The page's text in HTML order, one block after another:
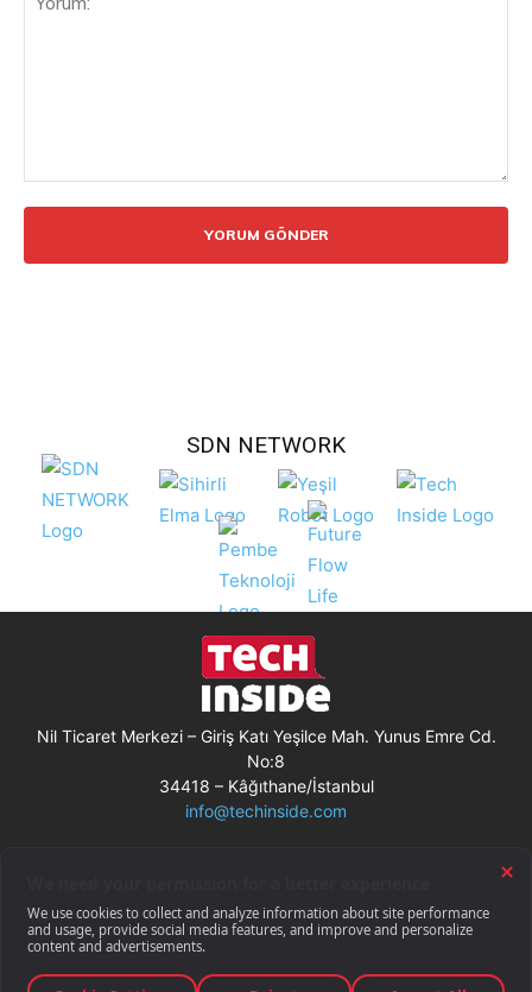
SDN NETWORK
Nil Ticaret Merkezi – Giriş Katı Yeşilce Mah. Yunus Emre Cd.
No:8
34418 – Kâğıthane/İstanbul
info@techinside.com
Gizlilik Bildirimi
RSS